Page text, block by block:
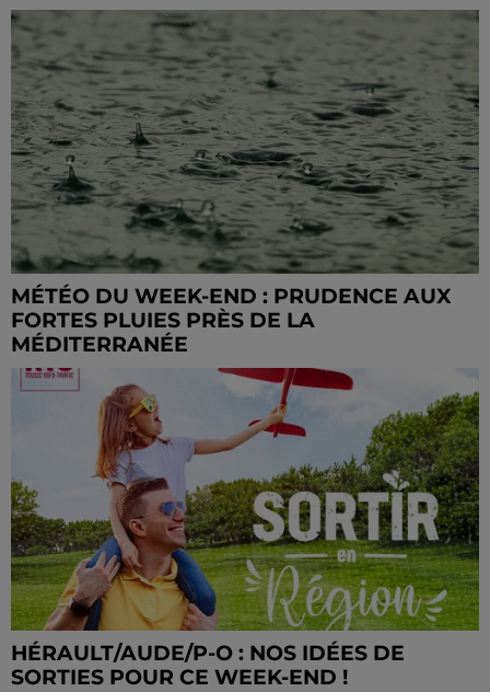
MÉTÉO DU WEEK-END : PRUDENCE AUX
FORTES PLUIES PRÈS DE LA
MÉDITERRANÉE
HÉRAULT/AUDE/P-O : NOS IDÉES DE
SORTIES POUR CE WEEK-END !